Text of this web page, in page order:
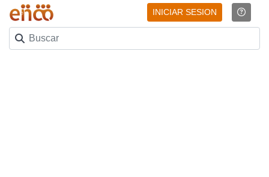
INICIAR SESION